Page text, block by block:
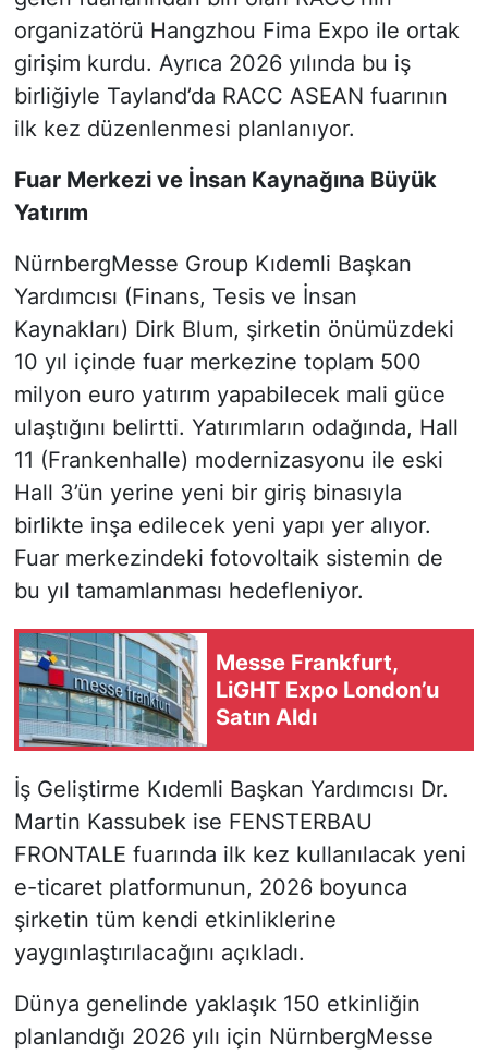
organizatörü Hangzhou Fima Expo ile ortak
girişim kurdu. Ayrıca 2026 yılında bu iş
birliğiyle Tayland’da RACC ASEAN fuarının
ilk kez düzenlenmesi planlanıyor.
Fuar Merkezi ve İnsan Kaynağına Büyük
Yatırım
NürnbergMesse Group Kıdemli Başkan
Yardımcısı (Finans, Tesis ve İnsan
Kaynakları) Dirk Blum, şirketin önümüzdeki
10 yıl içinde fuar merkezine toplam 500
milyon euro yatırım yapabilecek mali güce
ulaştığını belirtti. Yatırımların odağında, Hall
11 (Frankenhalle) modernizasyonu ile eski
Hall 3’ün yerine yeni bir giriş binasıyla
birlikte inşa edilecek yeni yapı yer alıyor.
Fuar merkezindeki fotovoltaik sistemin de
bu yıl tamamlanması hedefleniyor.
Messe Frankfurt,
LiGHT Expo London’u
Satın Aldı
İş Geliştirme Kıdemli Başkan Yardımcısı Dr.
Martin Kassubek ise FENSTERBAU
FRONTALE fuarında ilk kez kullanılacak yeni
e-ticaret platformunun, 2026 boyunca
şirketin tüm kendi etkinliklerine
yaygınlaştırılacağını açıkladı.
Dünya genelinde yaklaşık 150 etkinliğin
planlandığı 2026 yılı için NürnbergMesse